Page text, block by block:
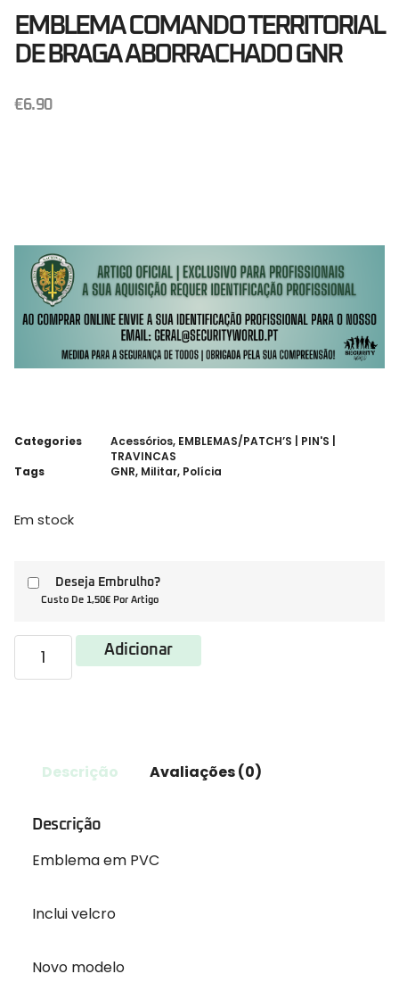
EMBLEMA COMANDO TERRITORIAL
DE BRAGA ABORRACHADO GNR
€6.90
Categories Acessórios, EMBLEMAS/PATCH’S | PIN'S |
TRAVINCAS
Tags
GNR, Militar, Polícia
Em stock
Deseja Embrulho?
Custo De 1,50€ Por Artigo
Adicionar
Descrição Avaliações (0)
Descrição
Emblema em PVC
Inclui velcro
Novo modelo